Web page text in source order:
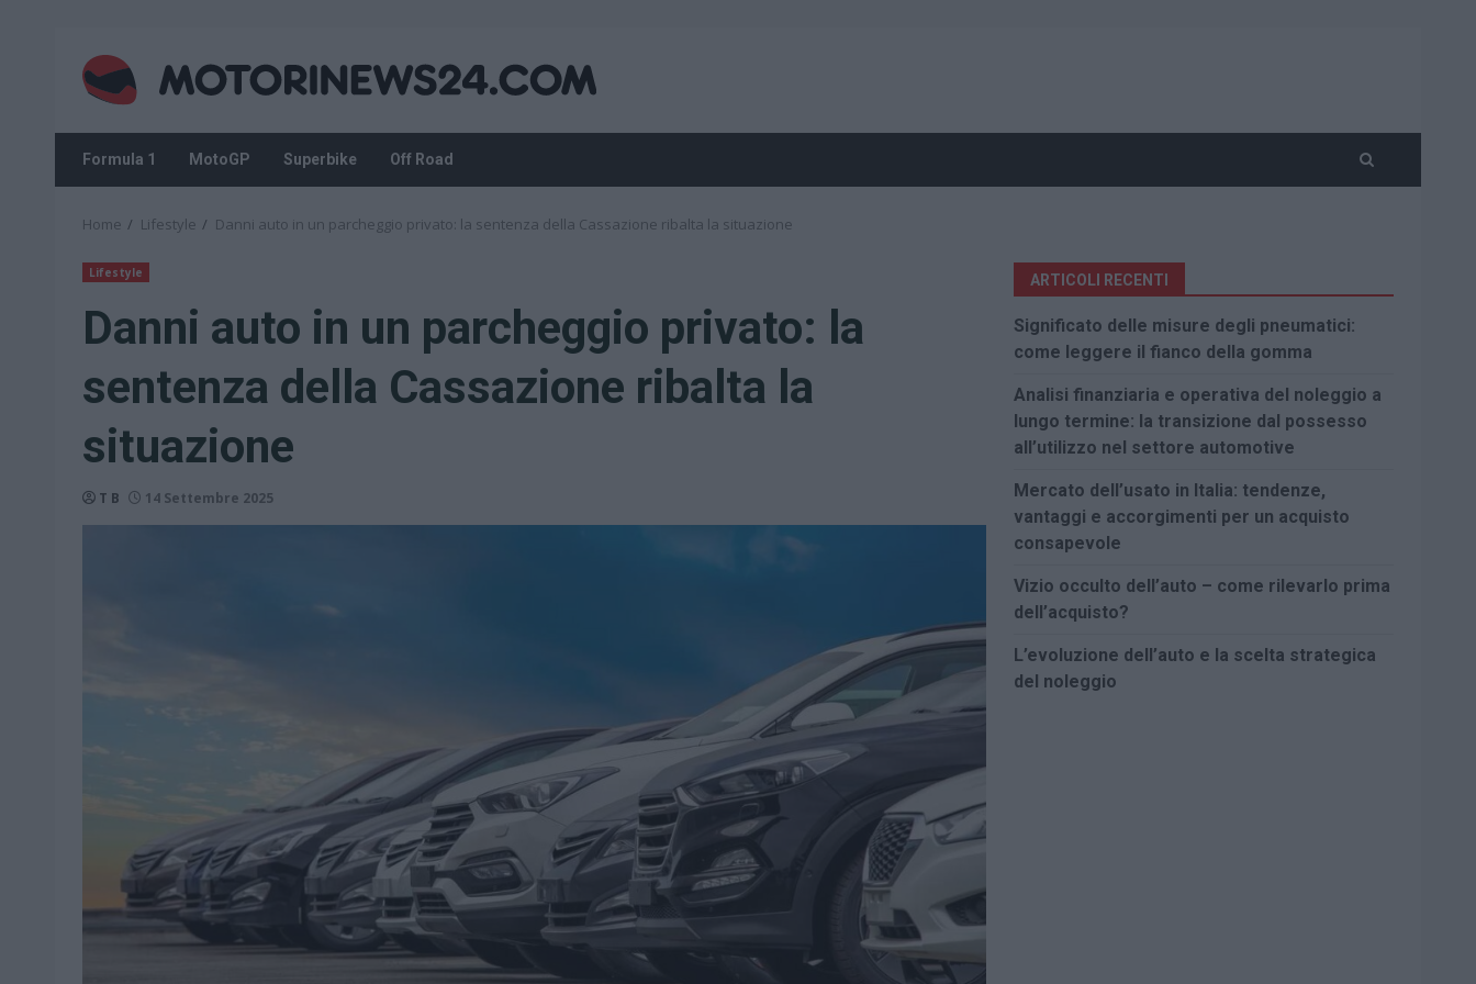
content
Formula 1 MotoGP Superbike Off Road
Home Lifestyle Danni auto in un parcheggio privato: la sentenza della Cassazione ribalta la situazione
Lifestyle
Danni auto in un parcheggio privato: la
sentenza della Cassazione ribalta la
situazione
T B 14 Settembre 2025
ARTICOLI RECENTI
Significato delle misure degli pneumatici:
come leggere il fianco della gomma
Analisi finanziaria e operativa del noleggio a
lungo termine: la transizione dal possesso
all’utilizzo nel settore automotive
Mercato dell’usato in Italia: tendenze,
vantaggi e accorgimenti per un acquisto
consapevole
Vizio occulto dell’auto – come rilevarlo prima
dell’acquisto?
L’evoluzione dell’auto e la scelta strategica
del noleggio